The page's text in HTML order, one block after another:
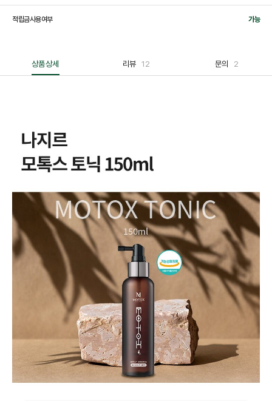
적립금사용여부 가능
상품상세 리뷰 12 문의 2